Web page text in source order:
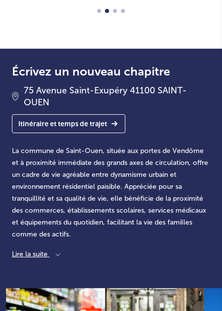
Écrivez un nouveau chapitre
75 Avenue Saint-Exupéry 41100 SAINT-
OUEN
Itinéraire et temps de trajet
La commune de Saint-Ouen, située aux portes de Vendôme
et à proximité immédiate des grands axes de circulation, offre
un cadre de vie agréable entre dynamisme urbain et
environnement résidentiel paisible. Appréciée pour sa
tranquillité et sa qualité de vie, elle bénéficie de la proximité
des commerces, établissements scolaires, services médicaux
et équipements du quotidien, facilitant la vie des familles
comme des actifs.
Lire la suite